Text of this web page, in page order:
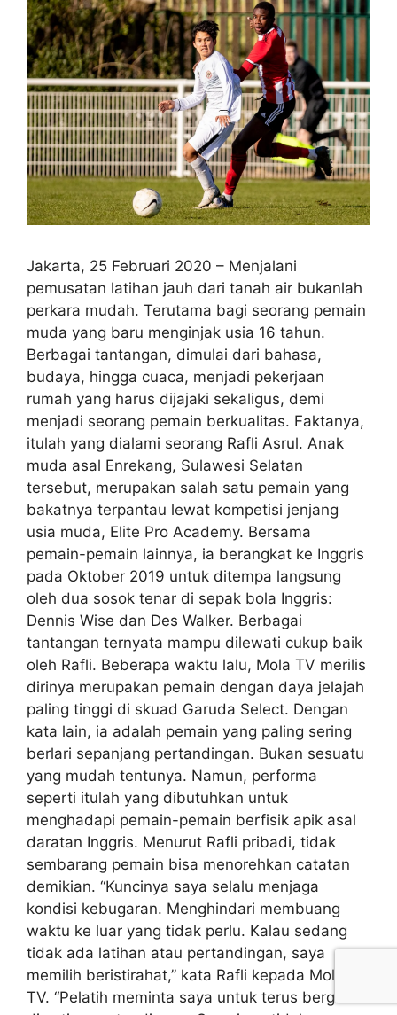
Jakarta, 25 Februari 2020 – Menjalani
pemusatan latihan jauh dari tanah air bukanlah
perkara mudah. Terutama bagi seorang pemain
muda yang baru menginjak usia 16 tahun.
Berbagai tantangan, dimulai dari bahasa,
budaya, hingga cuaca, menjadi pekerjaan
rumah yang harus dijajaki sekaligus, demi
menjadi seorang pemain berkualitas. Faktanya,
itulah yang dialami seorang Rafli Asrul. Anak
muda asal Enrekang, Sulawesi Selatan
tersebut, merupakan salah satu pemain yang
bakatnya terpantau lewat kompetisi jenjang
usia muda, Elite Pro Academy. Bersama
pemain-pemain lainnya, ia berangkat ke Inggris
pada Oktober 2019 untuk ditempa langsung
oleh dua sosok tenar di sepak bola Inggris:
Dennis Wise dan Des Walker. Berbagai
tantangan ternyata mampu dilewati cukup baik
oleh Rafli. Beberapa waktu lalu, Mola TV merilis
dirinya merupakan pemain dengan daya jelajah
paling tinggi di skuad Garuda Select. Dengan
kata lain, ia adalah pemain yang paling sering
berlari sepanjang pertandingan. Bukan sesuatu
yang mudah tentunya. Namun, performa
seperti itulah yang dibutuhkan untuk
menghadapi pemain-pemain berfisik apik asal
daratan Inggris. Menurut Rafli pribadi, tidak
sembarang pemain bisa menorehkan catatan
demikian. “Kuncinya saya selalu menjaga
kondisi kebugaran. Menghindari membuang
waktu ke luar yang tidak perlu. Kalau sedang
tidak ada latihan atau pertandingan, saya
memilih beristirahat,” kata Rafli kepada Mola
TV. “Pelatih meminta saya untuk terus bergerak